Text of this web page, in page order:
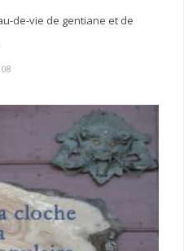
de-vie de gentiane et de